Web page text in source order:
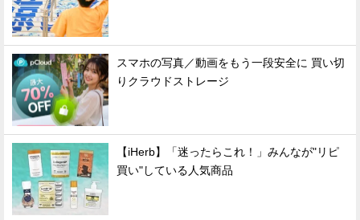
スマホの写真／動画をもう一段安全に 買い切
りクラウドストレージ
【iHerb】「迷ったらこれ！」みんなが"リピ
買い"している人気商品